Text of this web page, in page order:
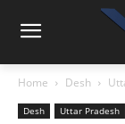
Home Desh
Desh Uttar Pradesh